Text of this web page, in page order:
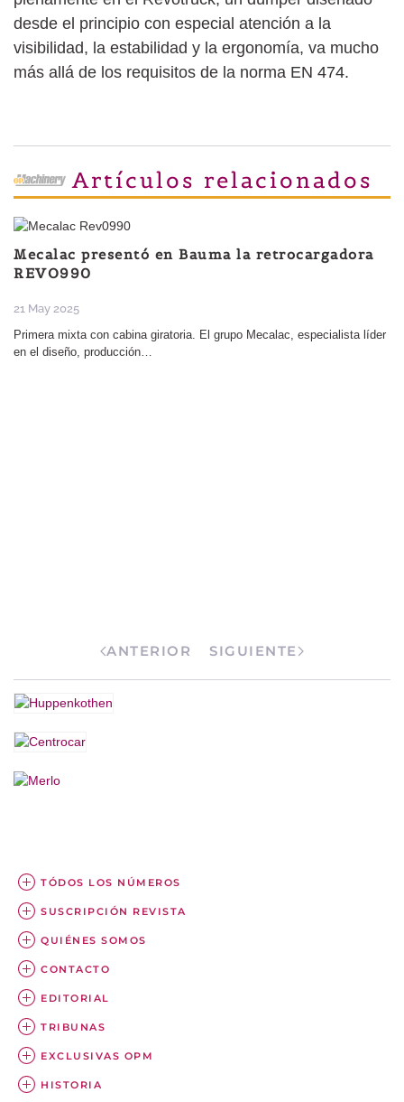
desde el principio con especial atención a la
visibilidad, la estabilidad y la ergonomía, va mucho
más allá de los requisitos de la norma EN 474.
Artículos relacionados
Mecalac presentó en Bauma la retrocargadora
REVO990
21 May 2025
Primera mixta con cabina giratoria. El grupo Mecalac, especialista líder
en el diseño, producción…
ANTERIOR SIGUIENTE
TÓDOS LOS NÚMEROS
SUSCRIPCIÓN REVISTA
QUIÉNES SOMOS
CONTACTO
EDITORIAL
TRIBUNAS
EXCLUSIVAS OPM
HISTORIA